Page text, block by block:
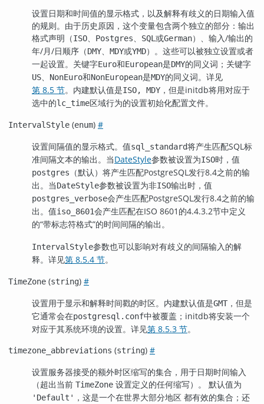
设置日期和时间值的显示格式，以及解释有歧义的日期输入值
的规则。由于历史原因，这个变量包含两个独立的部分：输出
格式声明（ISO Postgres SQL 或German）、输入/输出的
年/月/日顺序（DMY MDY或YMD）。这些可以被独立设置或者
一起设置。关键字Euro和European是DMY的同义词；关键字
US NonEuro和NonEuropean是MDY的同义词。详见
第 8.5 节。内建默认值是ISO, MDY ，但是initdb将用对应于
选中的lc_time区域行为的设置初始化配置文件。
IntervalStyle (enum) #
设置间隔值的显示格式。值sql_standard将产生匹配SQL标
准间隔文本的输出。当DateStyle参数被设置为ISO时，值
postgres （默认）将产生匹配PostgreSQL发行8.4之前的输
出。当DateStyle参数被设置为非ISO输出时，值
postgres_verbose会产生匹配PostgreSQL发行8.4之前的输
出。值iso_8601会产生匹配在ISO 8601的4.4.3.2节中定义
的“带标志符格式”的时间间隔的输出。
IntervalStyle参数也可以影响对有歧义的间隔输入的解
释。详见第 8.5.4 节。
TimeZone (string) #
设置用于显示和解释时间戳的时区。内建默认值是GMT ，但是
它通常会在postgresql.conf中被覆盖； initdb将安装一个
对应于其系统环境的设置。详见第 8.5.3 节。
timezone_abbreviations (string) #
设置服务器接受的额外时区缩写的集合，用于日期时间输入
（超出当前 TimeZone 设置定义的任何缩写）。 默认值为
'Default' ，这是一个在世界大部分地区 都有效的集合；还